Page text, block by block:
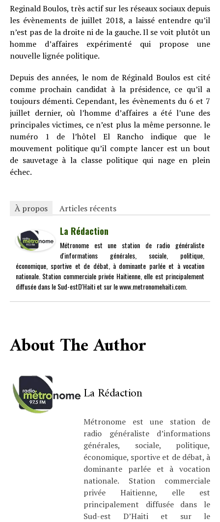
Reginald Boulos, très actif sur les réseaux sociaux depuis
les évènements de juillet 2018, a laissé entendre qu’il
n’est pas de la droite ni de la gauche. Il se voit plutôt un
homme d’affaires expérimenté qui propose une
nouvelle lignée politique.
Depuis des années, le nom de Réginald Boulos est cité
comme prochain candidat à la présidence, ce qu’il a
toujours démenti. Cependant, les évènements du 6 et 7
juillet dernier, où l’homme d’affaires a été l’une des
principales victimes, ce n’est plus la même personne. le
numéro 1 de l’hôtel El Rancho indique que le
mouvement politique qu’il compte lancer est un bout
de sauvetage à la classe politique qui nage en plein
échec.
À propos Articles récents
La Rédaction
Métronome est une station de radio généraliste
d'informations générales, sociale, politique,
économique, sportive et de débat, à dominante parlée et à vocation
nationale. Station commerciale privée Haitienne, elle est principalement
diffusée dans le Sud-estD'Haiti et sur le www.metronomehaiti.com.
About The Author
La Rédaction
Métronome est une station de
radio généraliste d’informations
générales, sociale, politique,
économique, sportive et de débat, à
dominante parlée et à vocation
nationale. Station commerciale
privée Haitienne, elle est
principalement diffusée dans le
Sud-est D’Haiti et sur le